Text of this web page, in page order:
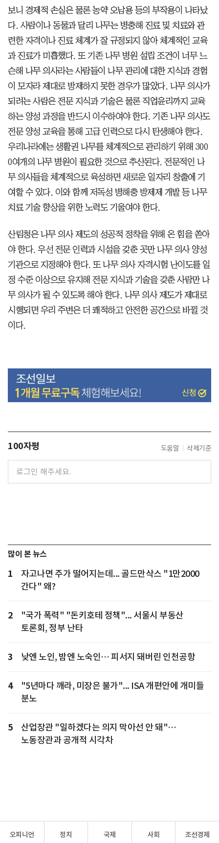
보니 경제적 손실은 물론 농약 오남용 등의 부작용이 나타났
다. 사람이나 동물과 달리 나무는 병충해 진료 및 치료와 관
련한 자격이나 진료 체계가 잘 규정되지 않아 체계적인 교육
과 진료가 미흡했다. 또 기존 나무 병원 설립 조건이 너무 느
슨해 나무 의사라는 사람들이 나무 관리에 대한 지식과 경험
이 모자라 제대로 방제하지 못한 경우가 많았다. 나무 의사가
되려는 사람은 전문 지식과 기술은 물론 직업윤리까지 교육
하는 양성 과정을 반드시 이수하여야 한다. 기존 나무 의사도
전문 양성 교육을 통해 고급 인력으로 다시 탄생해야 한다.
우리나라에는 생활권 나무를 체계적으로 관리하기 위해 300
0여개의 나무 병원이 필요한 것으로 추산된다. 전문적인 나
무 의사들을 체계적으로 육성하면 새로운 일자리 창출에 기
여할 수 있다. 이와 함께 저독성 병해충 방제제 개발 등 나무
치료 기술 향상을 위한 노력도 기울여야 한다.
산림청은 나무 의사 제도의 성공적 정착을 위해 온 힘을 쏟아
야 한다. 우선 전문 인력과 시설을 갖춘 곳만 나무 의사 양성
기관으로 지정해야 한다. 또 나무 의사 자격시험 난이도를 일
정 수준 이상으로 유지해 전문 지식과 기술을 갖춘 사람만 나
무 의사가 될 수 있도록 해야 한다. 나무 의사 제도가 제대로
시행되면 우리 주변은 더 쾌적하고 안전한 공간으로 바뀔 것
이다.
100자평 도움말 삭제기준
많이 본 뉴스
1
자고나면 주가 떨어지는데... 골드만삭스 "1만2000
간다" 왜?
2
"국가 폭력" "돈키호테 정책"... 서울시 부동산
토론회, 정부 난타
3 낮엔 노인, 밤엔 노숙인… 피서지 돼버린 인천공항
4
"5년마다 깨라, 미장은 불가"... ISA 개편안에 개미들
분노
5
산업장관 "일하겠다는 의지 막아선 안 돼"…
노동장관과 공개적 시각차
오피니언 정치 국제 사회 조선경제